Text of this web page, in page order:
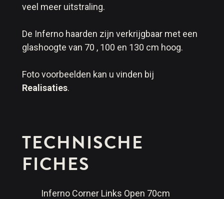
veel meer uitstraling.
De Inferno haarden zijn verkrijgbaar met een
glashoogte van 70 , 100 en 130 cm hoog.
Foto voorbeelden kan u vinden bij
Realisaties.
TECHNISCHE
FICHES
Inferno Corner Links Open 70cm